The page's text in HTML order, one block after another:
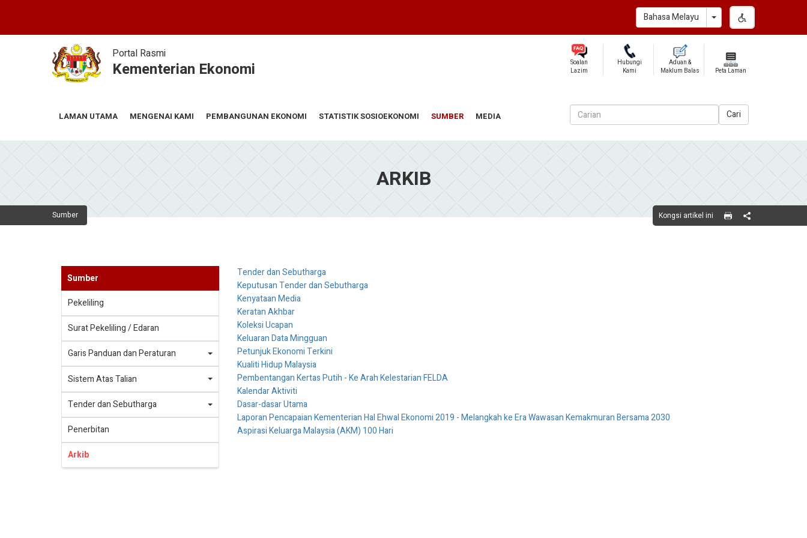
main
Bahasa Melayu Toggle Dropdown
Portal Rasmi
Kementerian Ekonomi
Soalan
Lazim
Hubungi
Kami
Aduan &
Maklum Balas
Peta Laman
LAMAN UTAMA MENGENAI KAMI PEMBANGUNAN EKONOMI STATISTIK SOSIOEKONOMI SUMBER MEDIA Cari
ARKIB
Sumber Kongsi artikel ini
Share
Sumber
Pekeliling
Surat Pekeliling / Edaran
Garis Panduan dan Peraturan
Sistem Atas Talian
Tender dan Sebutharga
Penerbitan
Arkib
Tender dan Sebutharga
Keputusan Tender dan Sebutharga
Kenyataan Media
Keratan Akhbar
Koleksi Ucapan
Keluaran Data Mingguan
Petunjuk Ekonomi Terkini
Kualiti Hidup Malaysia
Pembentangan Kertas Putih - Ke Arah Kelestarian FELDA
Kalendar Aktiviti
Dasar-dasar Utama
Laporan Pencapaian Kementerian Hal Ehwal Ekonomi 2019 - Melangkah ke Era Wawasan Kemakmuran Bersama 2030
Aspirasi Keluarga Malaysia (AKM) 100 Hari